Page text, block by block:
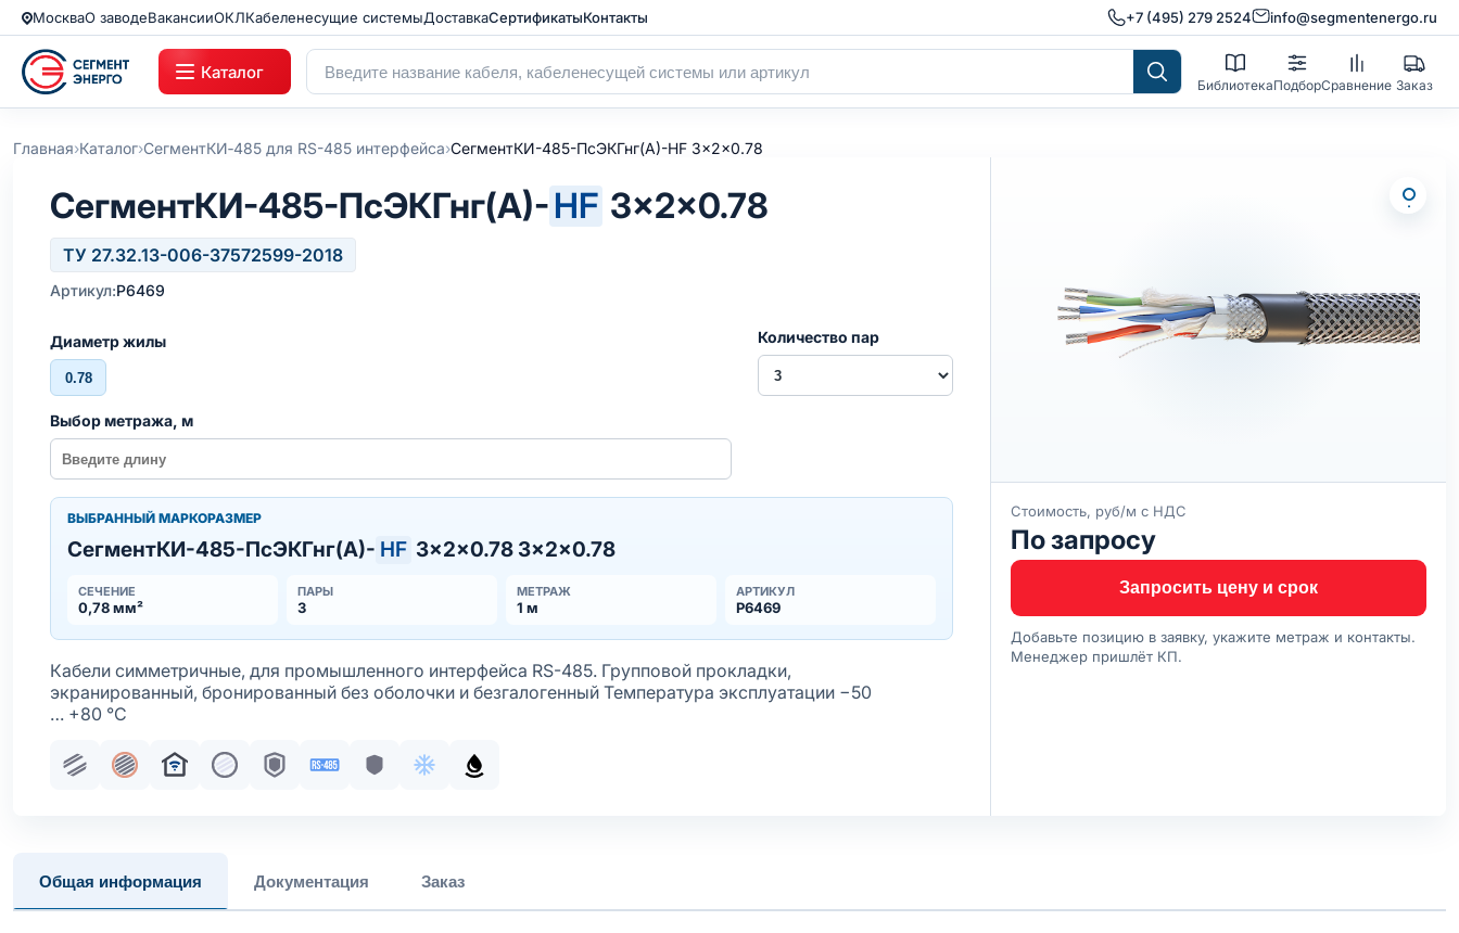
МоскваО заводеВакансииОКЛКабеленесущие системыДоставкаСертификатыКонтакты +7 (495) 279 2524 info@segmentenergo.ru
Каталог
БиблиотекаПодборСравнение Заказ
Главная›Каталог›СегментКИ‑485 для RS-485 интерфейса›СегментКИ-485-ПсЭКГнг(А)-HF 3x2x0.78
СегментКИ-485-ПсЭКГнг(А)-HF 3×2×0.78
ТУ 27.32.13-006-37572599-2018
Артикул:Р6469
Стоимость, руб/м с НДС
По запросу
Запросить цену и срок
Добавьте позицию в заявку, укажите метраж и контакты.
Менеджер пришлёт КП.
Диаметр жилы
0.78
Количество пар
Выбор метража, м
ВЫБРАННЫЙ МАРКОРАЗМЕР
СегментКИ-485-ПсЭКГнг(А)- HF 3×2×0.78 3×2×0.78
СЕЧЕНИЕ
0,78 мм²
ПАРЫ
3
МЕТРАЖ
1 м
АРТИКУЛ
Р6469
Кабели симметричные, для промышленного интерфейса RS-485. Групповой прокладки,
экранированный, бронированный без оболочки и безгалогенный Температура эксплуатации −50
… +80 °С
Парная скрутка
Общий экран
Для систем умный дом
Жила медная многопроволочная лужёная
БроняИнтерфейс RS-485
Броня без оболочки
Хладостойкое исполнение оболочки
Маслобензостойкое исполнение оболочки
Общая информация Документация Заказ